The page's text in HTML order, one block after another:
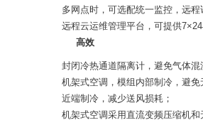
多网点时，可选配统一监控，远程
远程云运维管理平台，可提供7×24
高效
封闭冷热通道隔离计，避免气体
机架式空调，模组内部制冷，避免
近端制冷，减少送风损耗；
机架式空调采用直流变频压缩机